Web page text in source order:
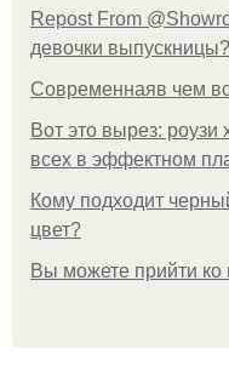
Repost From
девочки выпускницы?
Современнаяв чем
Вот это вырез: роузи
всех в эффектном
Кому подходит
цвет?
Вы можете прийти